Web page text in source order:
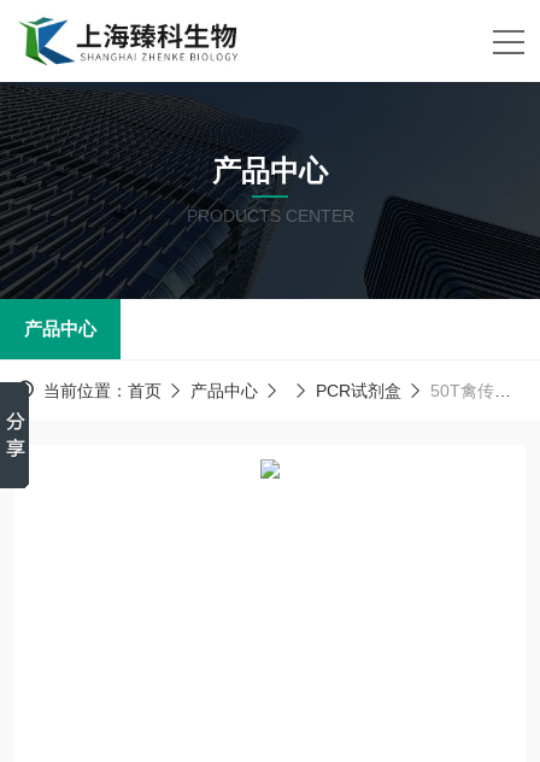
产品中心
PRODUCTS CENTER
产品中心
当前位置： 首页 产品中心 PCR试剂盒 50T禽传染性支气管炎病毒(AIBV)PCR试剂盒